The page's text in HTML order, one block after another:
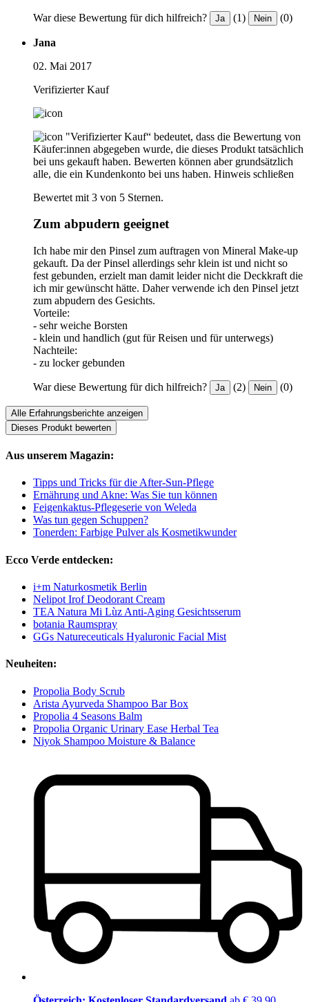
War diese Bewertung für dich hilfreich? Ja (1) Nein (0)
Jana
02. Mai 2017
Verifizierter Kauf
"Verifizierter Kauf“ bedeutet, dass die Bewertung von
Käufer:innen abgegeben wurde, die dieses Produkt tatsächlich
bei uns gekauft haben. Bewerten können aber grundsätzlich
alle, die ein Kundenkonto bei uns haben. Hinweis schließen
Bewertet mit 3 von 5 Sternen.
Zum abpudern geeignet
Ich habe mir den Pinsel zum auftragen von Mineral Make-up
gekauft. Da der Pinsel allerdings sehr klein ist und nicht so
fest gebunden, erzielt man damit leider nicht die Deckkraft die
ich mir gewünscht hätte. Daher verwende ich den Pinsel jetzt
zum abpudern des Gesichts.
Vorteile:
- sehr weiche Borsten
- klein und handlich (gut für Reisen und für unterwegs)
Nachteile:
- zu locker gebunden
War diese Bewertung für dich hilfreich? Ja (2) Nein (0)
Alle Erfahrungsberichte anzeigen
Dieses Produkt bewerten
Aus unserem Magazin:
Tipps und Tricks für die After-Sun-Pflege
Ernährung und Akne: Was Sie tun können
Feigenkaktus-Pflegeserie von Weleda
Was tun gegen Schuppen?
Tonerden: Farbige Pulver als Kosmetikwunder
Ecco Verde entdecken:
i+m Naturkosmetik Berlin
Nelipot Irof Deodorant Cream
TEA Natura Mi Lùz Anti-Aging Gesichtsserum
botania Raumspray
GGs Natureceuticals Hyaluronic Facial Mist
Neuheiten:
Propolia Body Scrub
Arista Ayurveda Shampoo Bar Box
Propolia 4 Seasons Balm
Propolia Organic Urinary Ease Herbal Tea
Niyok Shampoo Moisture & Balance